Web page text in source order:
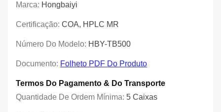
Marca: Hongbaiyi
Certificação: COA, HPLC MR
Número Do Modelo: HBY-TB500
Documento: Folheto PDF Do Produto
Termos Do Pagamento & Do Transporte
Quantidade De Ordem Mínima: 5 Caixas